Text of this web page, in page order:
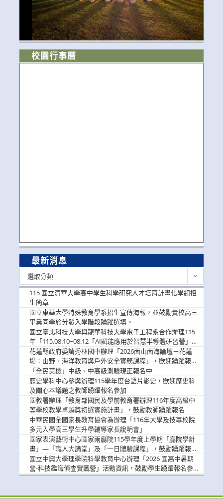
校園行事曆
最新消息
選取分類
115 國立清華大學高中學生科學研究人才培育計畫化學組招
生簡章
國立東華大學特殊教育學系招生宣傳海報，並鼓勵貴校高三
畢業同學於分發入學階段踴躍選填。
國立臺北科技大學與龍華科技大學電子工程系合作辦理115
年「115.08.10~08.12「AI賦能應用於智慧半導體研習營」，
歡迎學生踴躍報名參加
花蓮縣政府委請秀林國中辦理「2026面山面海論壇－花蓮
場：山野、海洋教育與戶外安全實務課程」，歡迎踴躍報名
參加
「全民英檢」中級、中高級測驗現正報名中
歷史學科中心參與辦理115學年度台語片影史，歡迎歷史科
及關心本議題之教師踴躍報名參加
國教署辦理「教育部國民及學前教育署辦理116年度高級中
等學校教學卓越獎初選實施計畫」，鼓勵教師踴躍報名
中華民國全國家長教育協會為辦理「116年大學及技專校院
多元入學高三學生升學輔導家長說明會」
國家表演藝術中心國家兩廳院115學年度上學期「廳院學計
畫」—「職人大講堂」及「一日體驗課程」，鼓勵踴躍報名
參與。
國立中興大學理學院科學教育中心辦理「2026 國高中暑期
營-科技鑑識偵查實戰營」活動資訊，鼓勵學生踴躍報名參
加。